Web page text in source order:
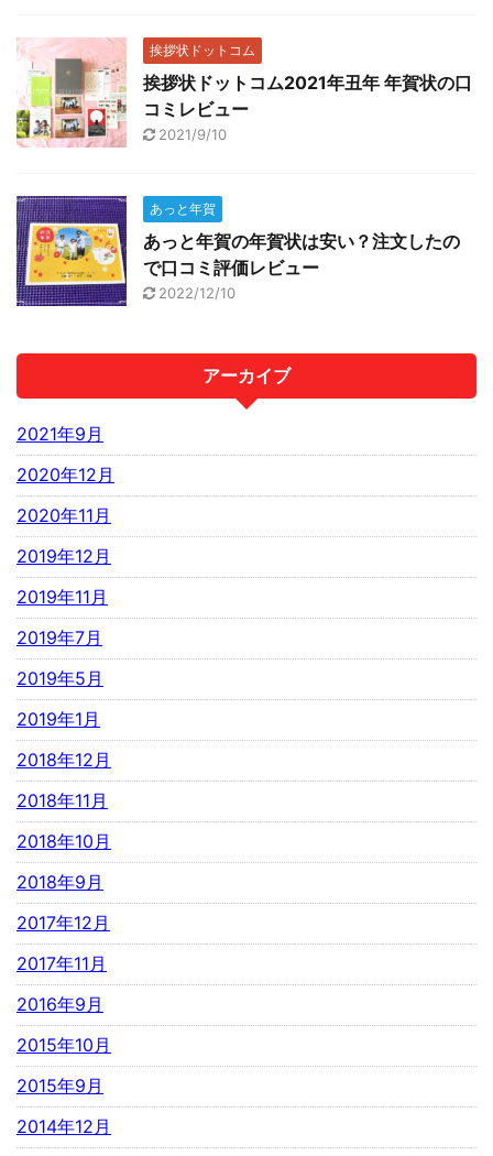
挨拶状ドットコム
挨拶状ドットコム2021年丑年 年賀状の口
コミレビュー
2021/9/10
あっと年賀
あっと年賀の年賀状は安い？注文したの
で口コミ評価レビュー
2022/12/10
アーカイブ
2021年9月
2020年12月
2020年11月
2019年12月
2019年11月
2019年7月
2019年5月
2019年1月
2018年12月
2018年11月
2018年10月
2018年9月
2017年12月
2017年11月
2016年9月
2015年10月
2015年9月
2014年12月